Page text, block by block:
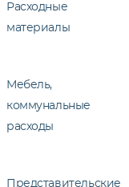
Расходные
материалы
Мебель,
коммунальные
расходы
Представительские